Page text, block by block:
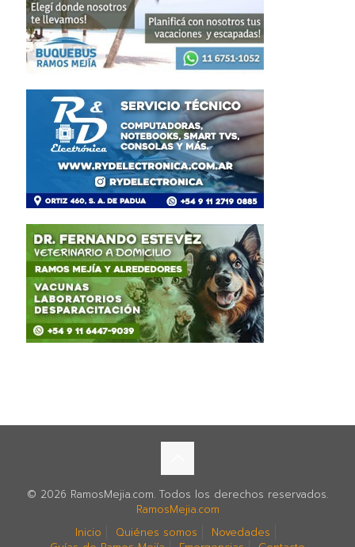
© 2026 RamosMejia.com. Todos los derechos reservados.
RamosMejia.com
Inicio
Quiénes somos
Novedades